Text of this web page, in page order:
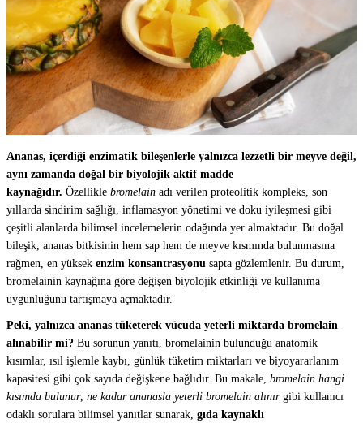
Ananas, içerdiği enzimatik bileşenlerle yalnızca lezzetli bir meyve değil,
aynı zamanda doğal bir biyolojik aktif madde
kaynağıdır. Özellikle bromelain adı verilen proteolitik kompleks, son
yıllarda sindirim sağlığı, inflamasyon yönetimi ve doku iyileşmesi gibi
çeşitli alanlarda bilimsel incelemelerin odağında yer almaktadır. Bu doğal
bileşik, ananas bitkisinin hem sap hem de meyve kısmında bulunmasına
rağmen, en yüksek enzim konsantrasyonu sapta gözlemlenir. Bu durum,
bromelainin kaynağına göre değişen biyolojik etkinliği ve kullanıma
uygunluğunu tartışmaya açmaktadır.
Peki, yalnızca ananas tüketerek vücuda yeterli miktarda bromelain
alınabilir mi? Bu sorunun yanıtı, bromelainin bulunduğu anatomik
kısımlar, ısıl işlemle kaybı, günlük tüketim miktarları ve biyoyararlanım
kapasitesi gibi çok sayıda değişkene bağlıdır. Bu makale, bromelain hangi
kısımda bulunur, ne kadar ananasla yeterli bromelain alınırgibi kullanıcı
odaklı sorulara bilimsel yanıtlar sunarak, gıda kaynaklı